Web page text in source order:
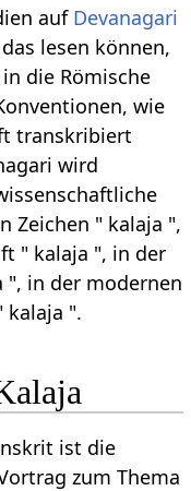
auf Devanagari
lesen können,
die Römische
wie
transkribiert
wird
Zeichen " kalaja ",
" kalaja ", in der
", in der modernen
kalaja ".
ist die
zum Thema